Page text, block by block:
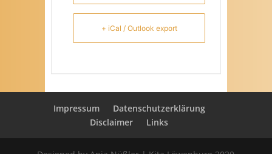
+ iCal / Outlook export
Impressum
Datenschutzerklärung
Disclaimer
Links